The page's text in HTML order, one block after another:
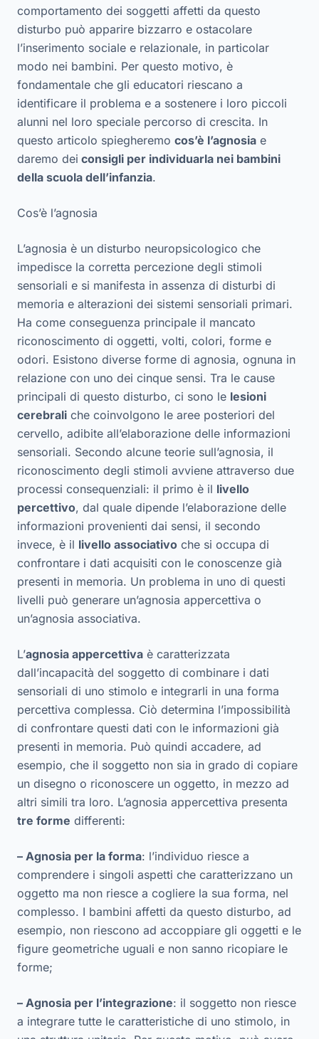
comportamento dei soggetti affetti da questo
disturbo può apparire bizzarro e ostacolare
l’inserimento sociale e relazionale, in particolar
modo nei bambini. Per questo motivo, è
fondamentale che gli educatori riescano a
identificare il problema e a sostenere i loro piccoli
alunni nel loro speciale percorso di crescita. In
questo articolo spiegheremo cos’è l’agnosia e
daremo dei consigli per individuarla nei bambini
della scuola dell’infanzia.
Cos’è l’agnosia
L’agnosia è un disturbo neuropsicologico che
impedisce la corretta percezione degli stimoli
sensoriali e si manifesta in assenza di disturbi di
memoria e alterazioni dei sistemi sensoriali primari.
Ha come conseguenza principale il mancato
riconoscimento di oggetti, volti, colori, forme e
odori. Esistono diverse forme di agnosia, ognuna in
relazione con uno dei cinque sensi. Tra le cause
principali di questo disturbo, ci sono le lesioni
cerebrali che coinvolgono le aree posteriori del
cervello, adibite all’elaborazione delle informazioni
sensoriali. Secondo alcune teorie sull’agnosia, il
riconoscimento degli stimoli avviene attraverso due
processi consequenziali: il primo è il livello
percettivo, dal quale dipende l’elaborazione delle
informazioni provenienti dai sensi, il secondo
invece, è il livello associativo che si occupa di
confrontare i dati acquisiti con le conoscenze già
presenti in memoria. Un problema in uno di questi
livelli può generare un’agnosia appercettiva o
un’agnosia associativa.
L’agnosia appercettiva è caratterizzata
dall’incapacità del soggetto di combinare i dati
sensoriali di uno stimolo e integrarli in una forma
percettiva complessa. Ciò determina l’impossibilità
di confrontare questi dati con le informazioni già
presenti in memoria. Può quindi accadere, ad
esempio, che il soggetto non sia in grado di copiare
un disegno o riconoscere un oggetto, in mezzo ad
altri simili tra loro. L’agnosia appercettiva presenta
tre forme differenti:
– Agnosia per la forma: l’individuo riesce a
comprendere i singoli aspetti che caratterizzano un
oggetto ma non riesce a cogliere la sua forma, nel
complesso. I bambini affetti da questo disturbo, ad
esempio, non riescono ad accoppiare gli oggetti e le
figure geometriche uguali e non sanno ricopiare le
forme;
– Agnosia per l’integrazione: il soggetto non riesce
a integrare tutte le caratteristiche di uno stimolo, in